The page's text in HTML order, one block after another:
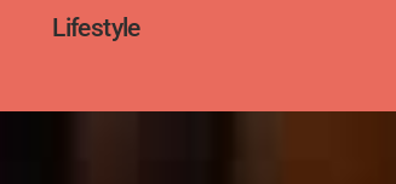
Lifestyle